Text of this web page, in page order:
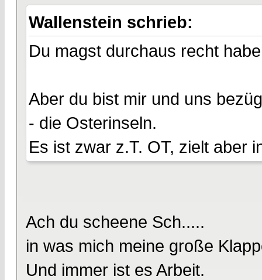
Wallenstein schrieb:
Du magst durchaus recht
Aber du bist mir und uns
- die Osterinseln.
Es ist zwar z.T. OT, zielt aber
Ach du scheene Sch.....
in was mich meine große
Und immer ist es Arbeit.